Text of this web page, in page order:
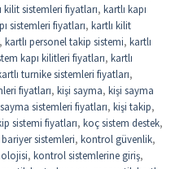
kilit sistemleri fiyatları, kartlı kapı
sistemleri fiyatları, kartlı kilit
, kartlı personel takip sistemi, kartlı
kapı kilitleri fiyatları, kartlı
turnike sistemleri fiyatları,
fiyatları, kişi sayma, kişi sayma
sistemleri fiyatları, kişi takip,
sistemi fiyatları, koç sistem destek,
sistemleri, kontrol güvenlik,
, kontrol sistemlerine giriş,